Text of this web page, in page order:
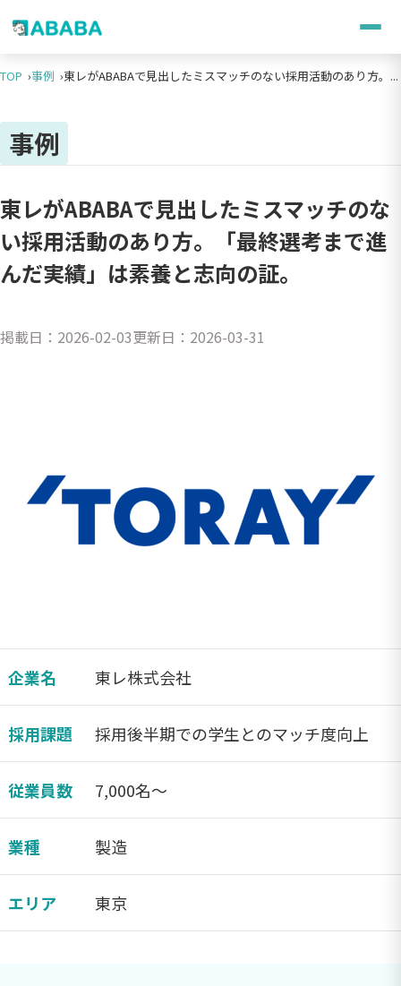
TOP 事例 東レがABABAで見出したミスマッチのない採用活動のあり方。...
事例
東レがABABAで見出したミスマッチのな
い採用活動のあり方。「最終選考まで進
んだ実績」は素養と志向の証。
掲載日： 2026-02-03更新日： 2026-03-31
企業名 東レ株式会社
採用課題 採用後半期での学生とのマッチ度向上
従業員数 7,000名〜
業種 製造
エリア 東京